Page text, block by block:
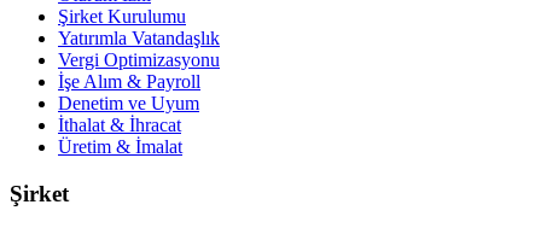
Şirket Kurulumu
Yatırımla Vatandaşlık
Vergi Optimizasyonu
İşe Alım & Payroll
Denetim ve Uyum
İthalat & İhracat
Üretim & İmalat
Şirket